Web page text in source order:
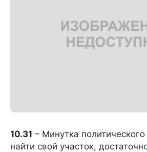
10.31 – Минутка
найти свой участок,